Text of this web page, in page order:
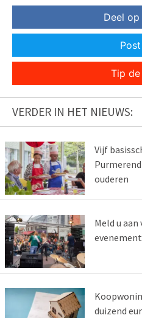
Deel
Tip
VERDER IN HET NIEUWS:
Vijf
ouderen
Meld u aan
duizend